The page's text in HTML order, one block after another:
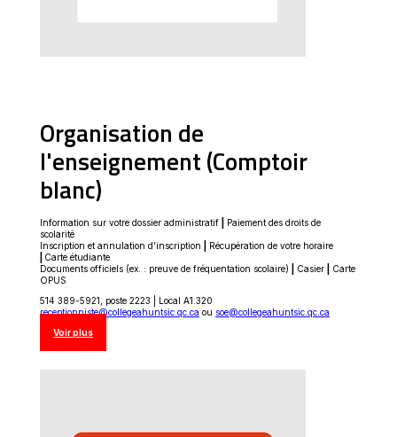
Organisation de
l'enseignement (Comptoir
blanc)
Information sur votre dossier administratif
Paiement des droits de
scolarité
Inscription et annulation d’inscription
Récupération de votre horaire
Carte étudiante
Documents officiels (ex. : preuve de fréquentation scolaire)
Casier
Carte
OPUS
514 389-5921, poste 2223 | Local A1.320
receptionniste@collegeahuntsic.qc.ca ou soe@collegeahuntsic.qc.ca
Voir plusCe
s'ouvrira